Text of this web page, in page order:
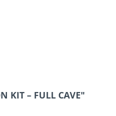
KIT – FULL CAVE"